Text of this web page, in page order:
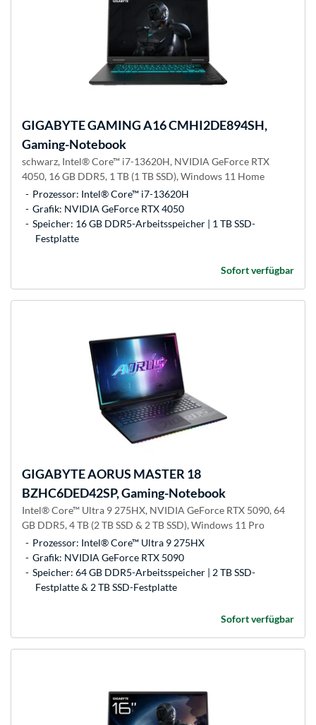
GIGABYTEGAMING A16 CMHI2DE894SH,
Gaming-Notebook
schwarz, Intel® Core™ i7-13620H, NVIDIA GeForce RTX
4050, 16 GB DDR5, 1 TB (1 TB SSD), Windows 11 Home
Prozessor: Intel® Core™ i7-13620H
Grafik: NVIDIA GeForce RTX 4050
Speicher: 16 GB DDR5-Arbeitsspeicher | 1 TB SSD-
Festplatte
Sofort verfügbar
GIGABYTEAORUS MASTER 18
BZHC6DED42SP, Gaming-Notebook
Intel® Core™ Ultra 9 275HX, NVIDIA GeForce RTX 5090, 64
GB DDR5, 4 TB (2 TB SSD & 2 TB SSD), Windows 11 Pro
Prozessor: Intel® Core™ Ultra 9 275HX
Grafik: NVIDIA GeForce RTX 5090
Speicher: 64 GB DDR5-Arbeitsspeicher | 2 TB SSD-
Festplatte & 2 TB SSD-Festplatte
Sofort verfügbar